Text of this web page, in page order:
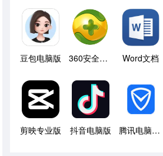
豆包电脑版 360安全卫士 Word文档
剪映专业版 抖音电脑版 腾讯电脑管家